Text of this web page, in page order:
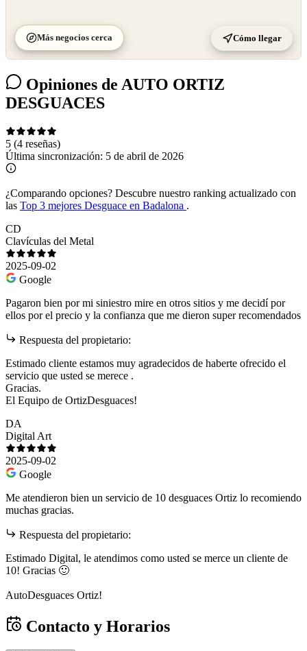
Más negocios cerca Cómo llegar
Opiniones de AUTO ORTIZ
DESGUACES
5 (4 reseñas)
Última sincronización: 5 de abril de 2026
¿Comparando opciones? Descubre nuestro ranking actualizado con
las Top 3 mejores Desguace en Badalona .
CD
Clavículas del Metal
2025-09-02
Google
Pagaron bien por mi siniestro mire en otros sitios y me decidí por
ellos por el precio y la confianza que me dieron super recomendados
Respuesta del propietario:
Estimado cliente estamos muy agradecidos de haberte ofrecido el
servicio que usted se merece .
Gracias.
El Equipo de OrtizDesguaces!
DA
Digital Art
2025-09-02
Google
Me atendieron bien un servicio de 10 desguaces Ortiz lo recomiendo
muchas gracias.
Respuesta del propietario:
Estimado Digital, le atendimos como usted se merce un cliente de
10! Gracias 🙂
AutoDesguaces Ortiz!
Contacto y Horarios